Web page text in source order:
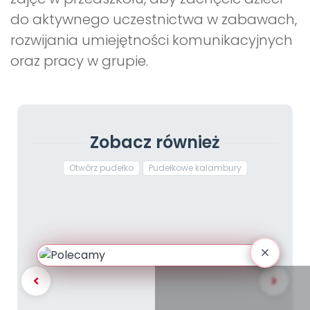
do aktywnego uczestnictwa w zabawach,
rozwijania umiejętności komunikacyjnych
oraz pracy w grupie.
Zobacz również
Otwórz pudełko Pudełkowe kalambury